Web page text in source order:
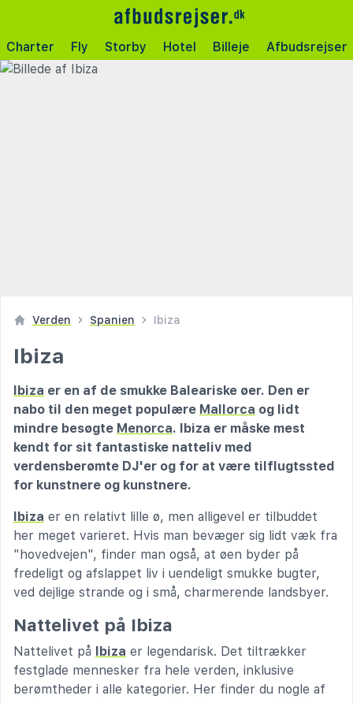
Charter Fly Storby Hotel Billeje Afbudsrejser
Verden Spanien Ibiza
Ibiza
Ibiza er en af de smukke Baleariske øer. Den er
nabo til den meget populære Mallorca og lidt
mindre besøgte Menorca. Ibiza er måske mest
kendt for sit fantastiske natteliv med
verdensberømte DJ'er og for at være tilflugtssted
for kunstnere og kunstnere.
Ibiza er en relativt lille ø, men alligevel er tilbuddet
her meget varieret. Hvis man bevæger sig lidt væk fra
"hovedvejen", finder man også, at øen byder på
fredeligt og afslappet liv i uendeligt smukke bugter,
ved dejlige strande og i små, charmerende landsbyer.
Nattelivet på Ibiza
Nattelivet på Ibiza er legendarisk. Det tiltrækker
festglade mennesker fra hele verden, inklusive
berømtheder i alle kategorier. Her finder du nogle af